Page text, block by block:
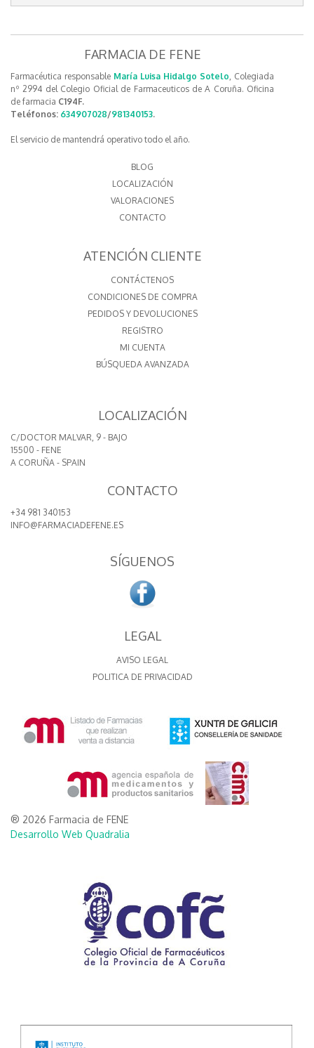
FARMACIA DE FENE
Farmacéutica responsable María Luisa Hidalgo Sotelo, Colegiada
nº 2994 del Colegio Oficial de Farmaceuticos de A Coruña. Oficina
de farmacia C194F.
Teléfonos: 634907028/981340153.
El servicio de mantendrá operativo todo el año.
BLOG
LOCALIZACIÓN
VALORACIONES
CONTACTO
ATENCIÓN CLIENTE
CONTÁCTENOS
CONDICIONES DE COMPRA
PEDIDOS Y DEVOLUCIONES
REGISTRO
MI CUENTA
BÚSQUEDA AVANZADA
LOCALIZACIÓN
C/DOCTOR MALVAR, 9 - BAJO
15500 - FENE
A CORUÑA - SPAIN
CONTACTO
+34 981 340153
INFO@FARMACIADEFENE.ES
SÍGUENOS
LEGAL
AVISO LEGAL
POLITICA DE PRIVACIDAD
® 2026 Farmacia de FENE
Desarrollo Web Quadralia